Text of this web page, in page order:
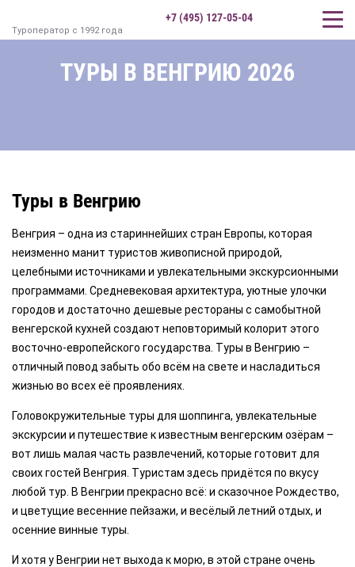
+7 (495) 127-05-04
Туроператор с 1992 года
ТУРЫ В ВЕНГРИЮ 2026
Туры в Венгрию
Венгрия – одна из стариннейших стран Европы, которая
неизменно манит туристов живописной природой,
целебными источниками и увлекательными экскурсионными
программами. Средневековая архитектура, уютные улочки
городов и достаточно дешевые рестораны с самобытной
венгерской кухней создают неповторимый колорит этого
восточно-европейского государства. Туры в Венгрию –
отличный повод забыть обо всём на свете и насладиться
жизнью во всех её проявлениях.
Головокружительные туры для шоппинга, увлекательные
экскурсии и путешествие к известным венгерским озёрам –
вот лишь малая часть развлечений, которые готовит для
своих гостей Венгрия. Туристам здесь придётся по вкусу
любой тур. В Венгрии прекрасно всё: и сказочное Рождество,
и цветущие весенние пейзажи, и весёлый летний отдых, и
осенние винные туры.
И хотя у Венгрии нет выхода к морю, в этой стране очень